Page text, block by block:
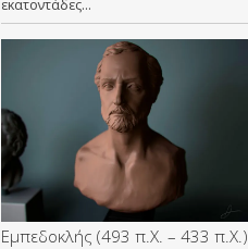
εκατοντάδες…
Εμπεδοκλής (493 π.Χ. – 433 π.Χ.)